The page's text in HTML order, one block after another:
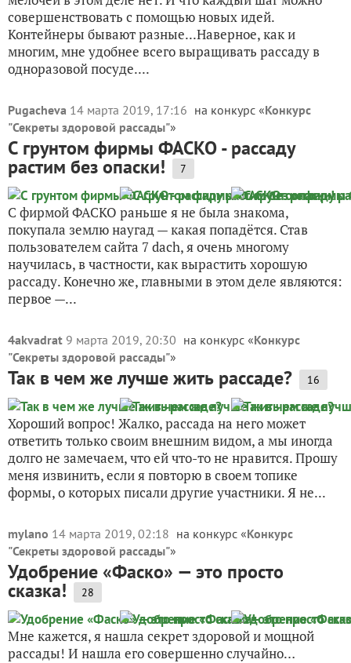
совершенствовать с помощью новых идей.
Контейнеры бывают разные...Наверное, как и
многим, мне удобнее всего выращивать рассаду в
одноразовой посуде....
Pugacheva 14 марта 2019, 17:16 на конкурс «Конкурс
"Секреты здоровой рассады"»
С грунтом фирмы ФАСКО - рассаду
растим без опаски! 7
С фирмой ФАСКО раньше я не была знакома,
покупала землю наугад — какая попадётся. Став
пользователем сайта 7 dach, я очень многому
научилась, в частности, как вырастить хорошую
рассаду. Конечно же, главными в этом деле являются:
первое —...
4akvadrat 9 марта 2019, 20:30 на конкурс «Конкурс
"Секреты здоровой рассады"»
Так в чем же лучше жить рассаде? 16
Хороший вопрос! Жалко, рассада на него может
ответить только своим внешним видом, а мы иногда
долго не замечаем, что ей что-то не нравится. Прошу
меня извинить, если я повторю в своем топике
формы, о которых писали другие участники. Я не...
mylano 14 марта 2019, 02:18 на конкурс «Конкурс
"Секреты здоровой рассады"»
Удобрение «Фаско» — это просто
сказка! 28
Мне кажется, я нашла секрет здоровой и мощной
рассады! И нашла его совершенно случайно…